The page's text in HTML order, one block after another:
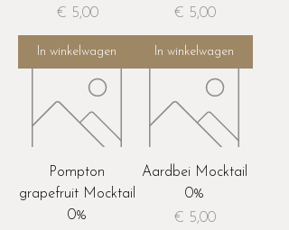
Prijs
€ 5,00
In winkelwagen
Prijs
€ 5,00
In winkelwagen
Pompton
grapefruit Mocktail
0%
Aardbei Mocktail
0%
Prijs
€ 5,00